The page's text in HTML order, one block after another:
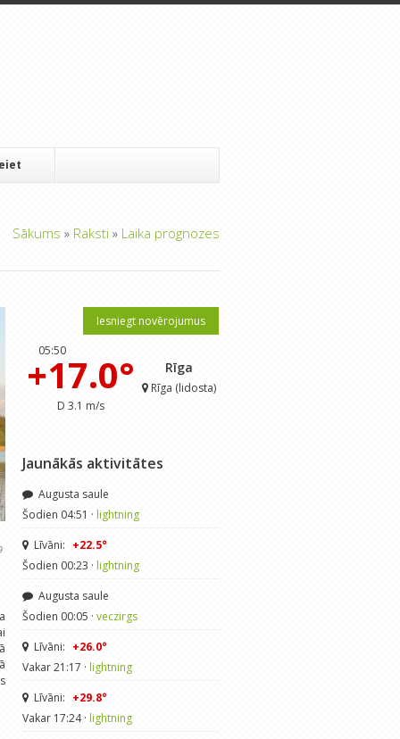
Sākums » Raksti » Laika prognozes
Iesniegt novērojumus
05:50
+17.0°
D 3.1 m/s
Rīga
Rīga (lidosta)
Jaunākās aktivitātes
Augusta saule
Šodien 04:51 · lightning
Līvāni: +22.5°
Šodien 00:23 · lightning
Augusta saule
Šodien 00:05 · veczirgs
Līvāni: +26.0°
Vakar 21:17 · lightning
Līvāni: +29.8°
Vakar 17:24 · lightning